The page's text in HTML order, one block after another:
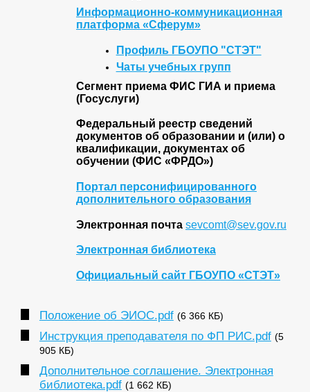
Информационно-коммуникационная
платформа «Сферум»
Профиль ГБОУПО "СТЭТ"
Чаты учебных групп
Сегмент приема ФИС ГИА и приема
(Госуслуги)
Федеральный реестр сведений
документов об образовании и (или) о
квалификации, документах об
обучении (ФИС «ФРДО»)
Портал персонифицированного
дополнительного образования
Электронная почта sevcomt@sev.gov.ru
Электронная библиотека
Официальный сайт ГБОУПО «СТЭТ»
Положение об ЭИОС.pdf (6 366 КБ)
Инструкция преподавателя по ФП РИС.pdf (5
905 КБ)
Дополнительное соглашение. Электронная
библиотека.pdf (1 662 КБ)